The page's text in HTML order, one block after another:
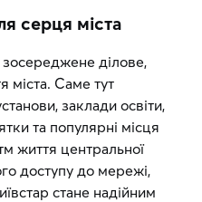
серця міста
ділове,
міста. Саме тут
заклади освіти,
та популярні місця
життя центральної
доступу до мережі,
стане надійним